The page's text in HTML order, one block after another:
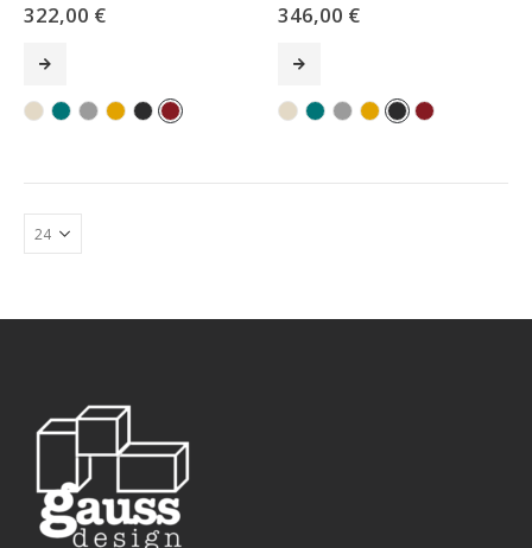
0sur 5
322,00 € 0sur 5
346,00 €